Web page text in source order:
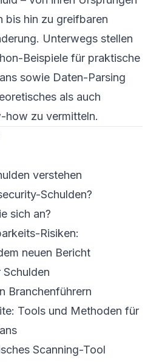
bis hin zu greifbaren
Unterwegs stellen
Beispiele für praktische
sowie Daten-Parsing
als auch
how zu vermitteln.
verstehen
Schulden?
sich an?
Risiken:
neuen Bericht
Branchenführern
Tools und Methoden für
Scanning-Tool